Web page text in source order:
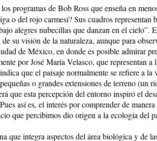
programas de Bob Ross que enseña en
o del rojo carmesí? Sus cuadros representan
alegres nubecillas que danzan en el cielo”.
de su visión de la naturaleza, aunque para
de México, en donde es posible admirar
por José María Velasco, que representan
que el paisaje normalmente se refiere a
o grandes extensiones de terreno (un
que esta percepción del entorno inspiró el
así es, el interés por comprender de
que percibimos dio origen a la ecología del
que integra aspectos del área biológica y de